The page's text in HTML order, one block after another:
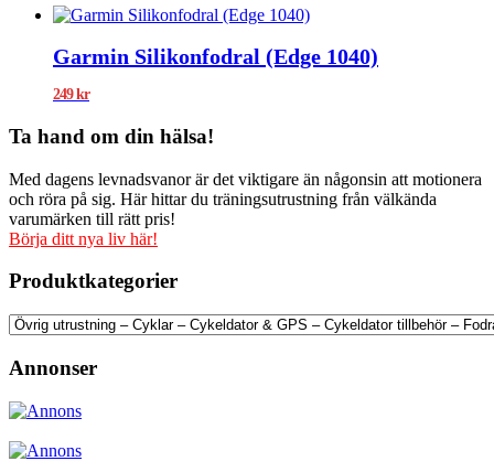
Garmin Silikonfodral (Edge 1040)
249kr
Ta hand om din hälsa!
Med dagens levnadsvanor är det viktigare än någonsin att motionera
och röra på sig. Här hittar du träningsutrustning från välkända
varumärken till rätt pris!
Börja ditt nya liv här!
Produktkategorier
Annonser